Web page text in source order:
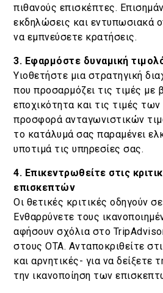
πιθανούς επισκέπτες.
εκδηλώσεις και εντυπωσιακά
να εμπνεύσετε κρατήσεις.
3. Εφαρμόστε δυναμική
Υιοθετήστε μια στρατηγική
που προσαρμόζει τις τιμές με
εποχικότητα και τις τιμές
προσφορά ανταγωνιστικών
το κατάλυμά σας παραμένει
υποτιμά τις υπηρεσίες σας.
4. Επικεντρωθείτε στις
επισκεπτών
Οι θετικές κριτικές οδηγούν
Ενθαρρύνετε τους
αφήσουν σχόλια στο
στους OTA. Ανταποκριθείτε
και αρνητικές- για να δείξετε
την ικανοποίηση των